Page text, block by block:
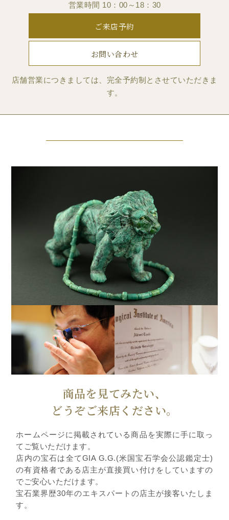
営業時間 10：00～18：30
ご来店予約
お問い合わせ
店舗営業につきましては、完全予約制とさせていただきま
す。
商品を見てみたい、
どうぞご来店ください。
ホームページに掲載されている商品を実際に手に取っ
てご覧いただけます。
店内の宝石は全てGIA G.G.(米国宝石学会公認鑑定士)
の有資格者である店主が直接買い付けをしていますの
でご安心いただけます。
宝石業界歴30年のエキスパートの店主が接客いたしま
す。